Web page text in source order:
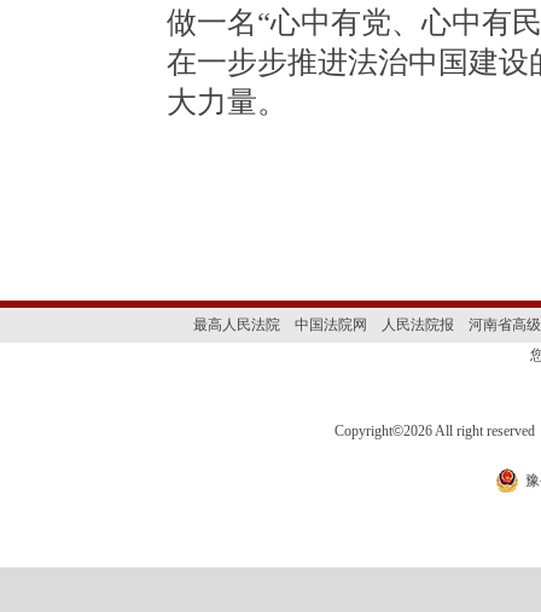
做一名“心中有党、心中有
在一步步推进法治中国建
大力量。
最高人民法院 中国法院网 人民法院报
河南省高
Copyright©2026 All right